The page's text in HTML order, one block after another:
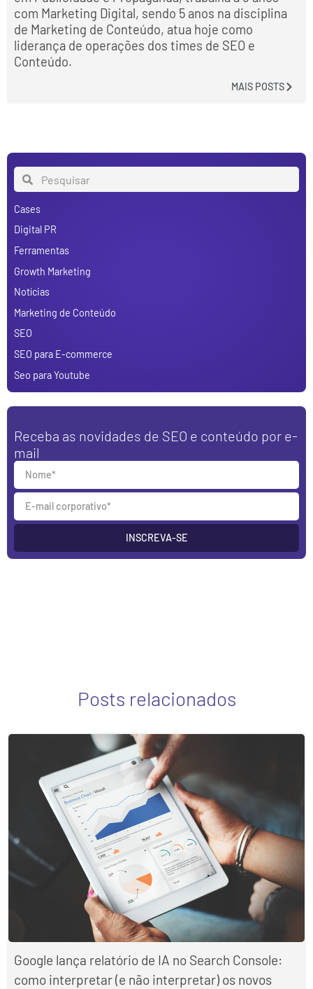
com Marketing Digital, sendo 5 anos na disciplina
de Marketing de Conteúdo, atua hoje como
liderança de operações dos times de SEO e
Conteúdo.
MAIS POSTS
Cases
Digital PR
Ferramentas
Growth Marketing
Notícias
Marketing de Conteúdo
SEO
SEO para E-commerce
Seo para Youtube
Receba as novidades de SEO e conteúdo por e-
mail
INSCREVA-SE
Posts relacionados
Google lança relatório de IA no Search Console:
como interpretar (e não interpretar) os novos